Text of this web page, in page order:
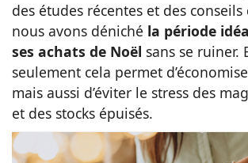
Insolite
Emotion
Animaux
Famille
des études récentes et des conseils
nous avons déniché la période
ses achats de Noël sans se ruiner.
seulement cela permet
mais aussi d’éviter le stress des
et des stocks épuisés.